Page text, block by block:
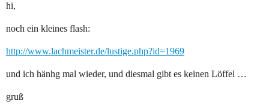
hi,
noch ein kleines flash:
http://www.lachmeister.de/lustige.php?id=1969
und ich hänhg mal wieder, und diesmal gibt es keinen Löffel …
gruß